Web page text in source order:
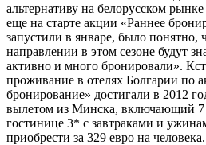
альтернативу на белорусском
еще на старте акции «Раннее
запустили в январе, было понятно,
направлении в этом сезоне будут
активно и много бронировали».
проживание в отелях Болгарии по
бронирование» достигали в 2012
вылетом из Минска, включающий 7
гостинице 3* с завтраками и
приобрести за 329 евро на человека.